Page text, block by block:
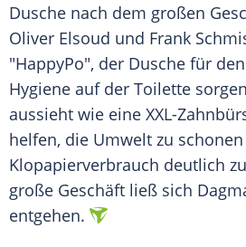
Dusche nach dem großen
Oliver Elsoud und Frank
"HappyPo", der Dusche für
Hygiene auf der Toilette
aussieht wie eine XXL-
helfen, die Umwelt zu
Klopapierverbrauch deutlich
große Geschäft ließ sich
entgehen.